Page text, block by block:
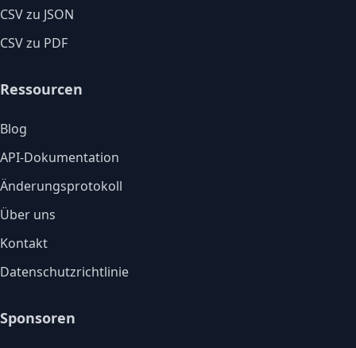
CSV zu JSON
CSV zu PDF
Ressourcen
Blog
API-Dokumentation
Änderungsprotokoll
Über uns
Kontakt
Datenschutzrichtlinie
Sponsoren